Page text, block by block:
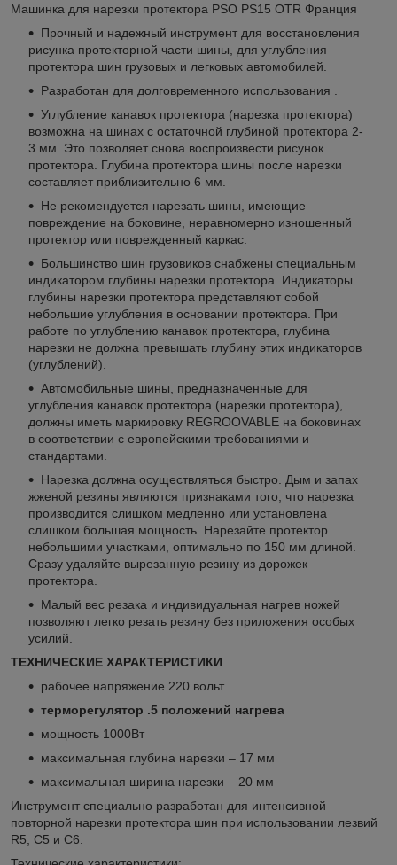
Машинка для нарезки протектора PSO PS15 OTR Франция
Прочный и надежный инструмент для восстановления
рисунка протекторной части шины, для углубления
протектора шин грузовых и легковых автомобилей.
Разработан для долговременного использования .
Углубление канавок протектора (нарезка протектора)
возможна на шинах с остаточной глубиной протектора 2-
3 мм. Это позволяет снова воспроизвести рисунок
протектора. Глубина протектора шины после нарезки
составляет приблизительно 6 мм.
Не рекомендуется нарезать шины, имеющие
повреждение на боковине, неравномерно изношенный
протектор или поврежденный каркас.
Большинство шин грузовиков снабжены специальным
индикатором глубины нарезки протектора. Индикаторы
глубины нарезки протектора представляют собой
небольшие углубления в основании протектора. При
работе по углублению канавок протектора, глубина
нарезки не должна превышать глубину этих индикаторов
(углублений).
Автомобильные шины, предназначенные для
углубления канавок протектора (нарезки протектора),
должны иметь маркировку REGROOVABLE на боковинах
в соответствии с европейскими требованиями и
стандартами.
Нарезка должна осуществляться быстро. Дым и запах
жженой резины являются признаками того, что нарезка
производится слишком медленно или установлена
слишком большая мощность. Нарезайте протектор
небольшими участками, оптимально по 150 мм длиной.
Сразу удаляйте вырезанную резину из дорожек
протектора.
Малый вес резака и индивидуальная нагрев ножей
позволяют легко резать резину без приложения особых
усилий.
ТЕХНИЧЕСКИЕ ХАРАКТЕРИСТИКИ
рабочее напряжение 220 вольт
терморегулятор .5 положений нагрева
мощность 1000Вт
максимальная глубина нарезки – 17 мм
максимальная ширина нарезки – 20 мм
Инструмент специально разработан для интенсивной
повторной нарезки протектора шин при использовании лезвий
R5, C5 и C6.